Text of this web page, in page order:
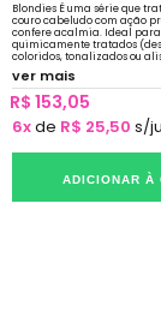
Blondies É uma série que
couro cabeludo com ação
confere acalmia. Ideal
quimicamente tratados
coloridos, tonalizados ou
constante exposição a sol,
ver mais
R$ 153,05
6xde R$ 25,50 s/
ADICIONAR À